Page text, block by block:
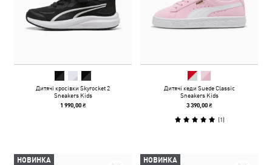
Дитячі кросівки Skyrocket 2
Sneakers Kids
1 990,00 ₴
Дитячі кеди Suede Classic
Sneakers Kids
3 390,00 ₴
(1)
НОВИНКА НОВИНКА